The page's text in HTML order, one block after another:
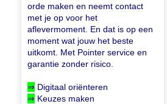
orde maken en neemt contact
met je op voor het
aflevermoment. En dat is op een
moment wat jouw het beste
uitkomt. Met Pointer service en
garantie zonder risico.
⇒ Digitaal oriënteren
⇒ Keuzes maken